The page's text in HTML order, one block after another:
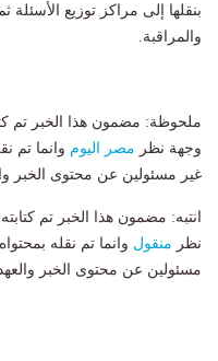
بنقلها إلى مراكز توزيع الأسئلة
والمراقبة.
ملحوظة: مضمون هذا الخبر تم
وجهة نظر مصر اليوم وانما تم
غير مسئولين عن محتوى الخبر
انتبه: مضمون هذا الخبر تم
نظر منقول وانما تم نقله
مسئولين عن محتوى الخبر